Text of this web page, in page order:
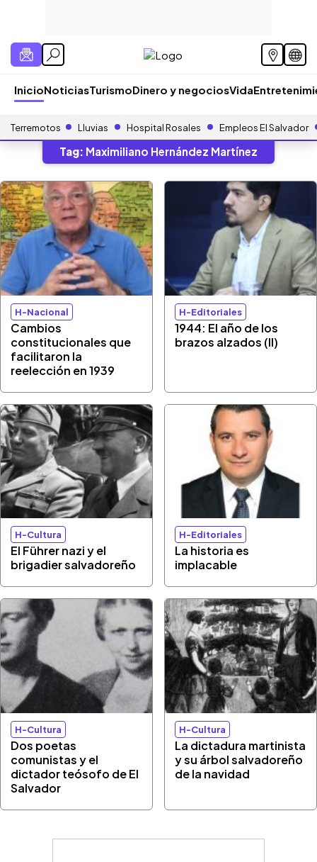
InicioNoticiasTurismoDinero y negociosVida
Terremotos Lluvias Hospital Rosales Empleos El Salvador
Tag: Maximiliano Hernández Martínez
H-Nacional
Cambios
constitucionales que
facilitaron la
reelección en 1939
H-Editoriales
1944: El año de los
brazos alzados (II)
H-Cultura
El Führer nazi y el
brigadier salvadoreño
H-Editoriales
La historia es
implacable
H-Cultura
Dos poetas
comunistas y el
dictador teósofo de El
Salvador
H-Cultura
La dictadura martinista
y su árbol salvadoreño
de la navidad